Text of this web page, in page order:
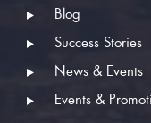
Blog
Success Stories
News & Events
Events &